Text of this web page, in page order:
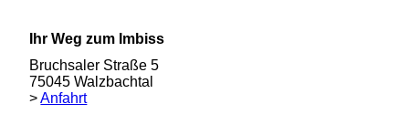
Ihr Weg zum Imbiss
Bruchsaler Straße 5
75045 Walzbachtal
>Anfahrt